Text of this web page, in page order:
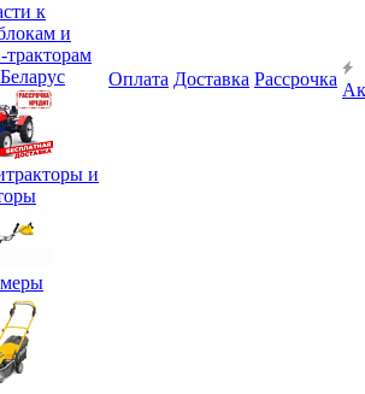
к
и
и
Оплата Доставка Рассрочка